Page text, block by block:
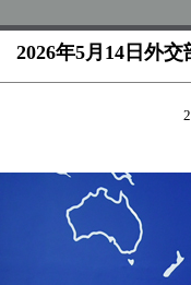
2026年5月14日外